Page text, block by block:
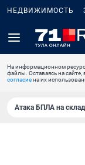
НЕДВИЖИМОСТЬ
На информационном
файлы. Оставаясь на
согласиена их
Атака БПЛА на